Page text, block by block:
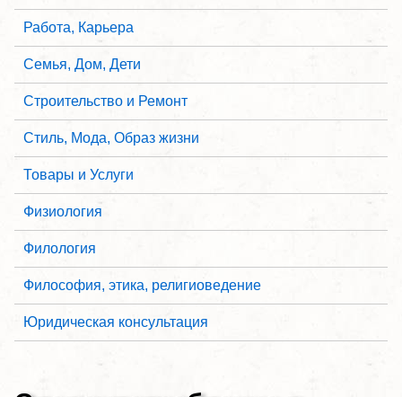
Работа, Карьера
Семья, Дом, Дети
Строительство и Ремонт
Стиль, Мода, Образ жизни
Товары и Услуги
Физиология
Филология
Философия, этика, религиоведение
Юридическая консультация